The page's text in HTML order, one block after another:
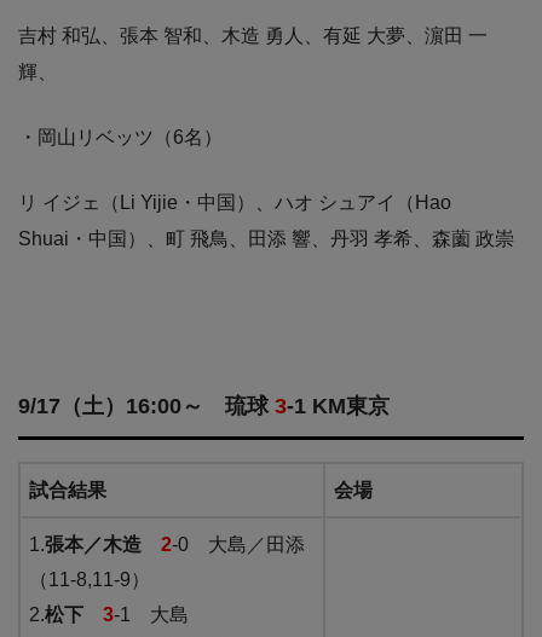
吉村 和弘、張本 智和、木造 勇人、有延 大夢、濵田 一
輝、
・岡山リベッツ（6名）
リ イジェ（Li Yijie・中国）、ハオ シュアイ（Hao
Shuai・中国）、町 飛鳥、田添 響、丹羽 孝希、森薗 政崇
9/17（土）16:00～ 琉球 3-1 KM東京
試合結果 会場
1.張本／木造 2-0 大島／田添
（11-8,11-9）
2.松下 3-1 大島